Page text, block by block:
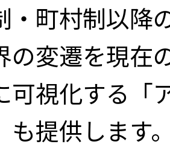
・町村制以降
の変遷を現在
可視化する「
も提供します